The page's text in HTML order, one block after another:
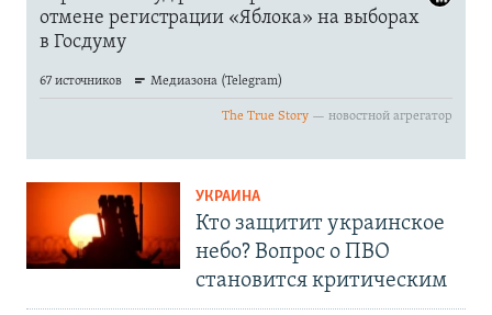
УКРАИНА
Кто защитит украинское
небо? Вопрос о ПВО
становится критическим